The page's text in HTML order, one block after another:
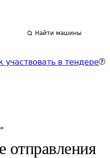
Найти машины
участвовать в тендере